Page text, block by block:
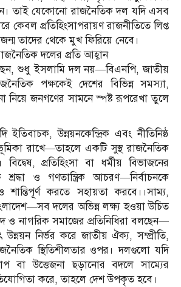
তাই যেকোনো রাজনৈতিক দল যদি এসব
কেবল প্রতিহিংসাপরায়ণ রাজনীতিতে লিপ্ত
তাদের থেকে মুখ ফিরিয়ে নেবে।
দলের প্রতি আহ্বান
শুধু ইসলামি দল নয়—বিএনপি, জাতীয়
পক্ষকেই দেশের বিভিন্ন সমস্যা,
নিয়ে জনগণের সামনে স্পষ্ট রূপরেখা তুলে
উন্নয়নকেন্দ্রিক এবং নীতিনিষ্ঠ
রাখে—তাহলে একটি সুস্থ রাজনৈতিক
প্রতিহিংসা বা ধর্মীয় বিভাজনের
শ্রদ্ধা ও গণতান্ত্রিক আচরণ—নির্বাচনকে
করতে সহায়তা করবে।।সাম্য,
দলের অভিন্ন লক্ষ্য হওয়া উচিত
ও নাগরিক সমাজের প্রতিনিধিরা বলছেন—
উন্নয়ন নির্ভর করে জাতীয় ঐক্য, সম্প্রীতি,
স্থিতিশীলতার ওপর। দলগুলো যদি
বা উত্তেজনা ছড়ানোর বদলে সাম্যের
করে, তাহলে দেশ উপকৃত হবে।